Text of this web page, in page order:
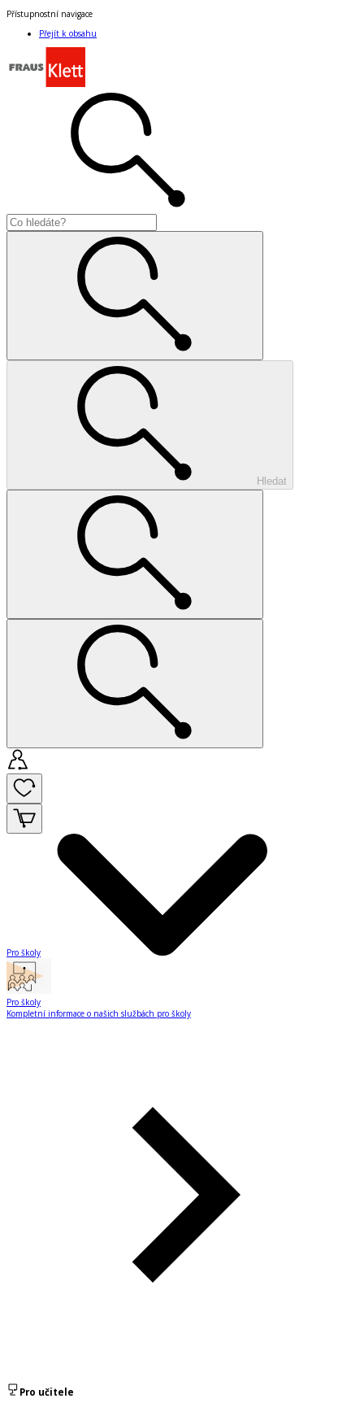
Přístupnostní navigace
Přejít k obsahu
Hledat
Pro školy
Pro školy
Kompletní informace o našich službách pro školy
Pro učitele